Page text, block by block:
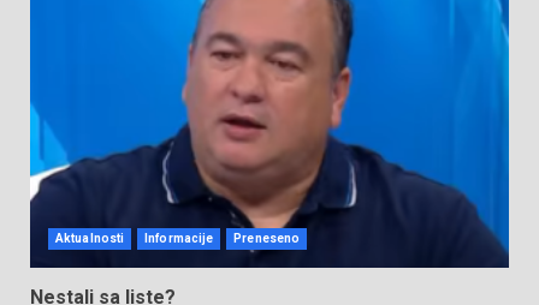
Aktualnosti Informacije Preneseno
Nestali sa liste?